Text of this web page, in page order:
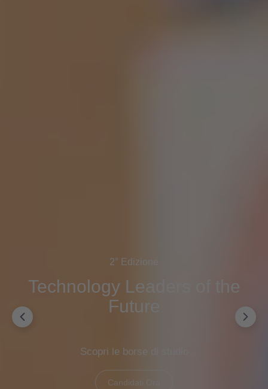
2° Edizione
Technology Leaders of the
Future
Scopri le borse di studio
Candidati Ora